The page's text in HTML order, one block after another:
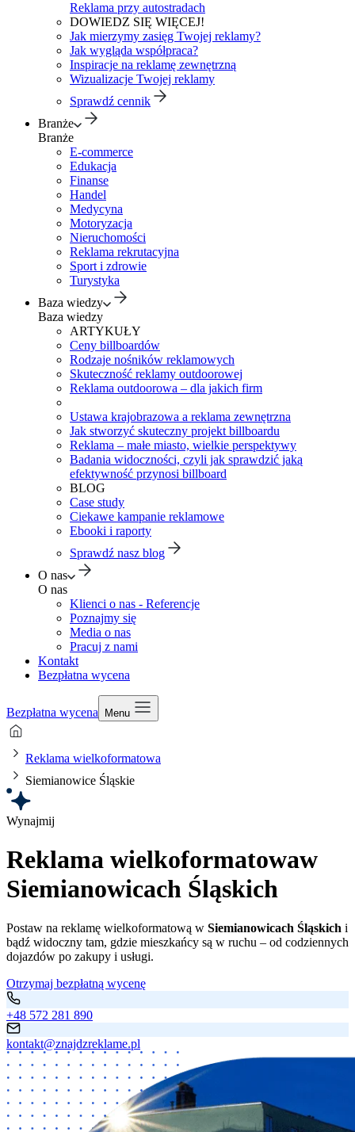
Reklama przy autostradach
DOWIEDZ SIĘ WIĘCEJ!
Jak mierzymy zasięg Twojej reklamy?
Jak wygląda współpraca?
Inspiracje na reklamę zewnętrzną
Wizualizacje Twojej reklamy
Sprawdź cennik
Branże
Branże
E-commerce
Edukacja
Finanse
Handel
Medycyna
Motoryzacja
Nieruchomości
Reklama rekrutacyjna
Sport i zdrowie
Turystyka
Baza wiedzy
Baza wiedzy
ARTYKUŁY
Ceny billboardów
Rodzaje nośników reklamowych
Skuteczność reklamy outdoorowej
Reklama outdoorowa – dla jakich firm
Ustawa krajobrazowa a reklama zewnętrzna
Jak stworzyć skuteczny projekt billboardu
Reklama – małe miasto, wielkie perspektywy
Badania widoczności, czyli jak sprawdzić jaką
efektywność przynosi billboard
BLOG
Case study
Ciekawe kampanie reklamowe
Ebooki i raporty
Sprawdź nasz blog
O nas
O nas
Klienci o nas - Referencje
Poznajmy się
Media o nas
Pracuj z nami
Kontakt
Bezpłatna wycena
Bezpłatna wycena Menu
Reklama wielkoformatowa
Siemianowice Śląskie
Wynajmij
Reklama wielkoformatowaw
Siemianowicach Śląskich
Postaw na reklamę wielkoformatową w Siemianowicach Śląskich i
bądź widoczny tam, gdzie mieszkańcy są w ruchu – od codziennych
dojazdów po zakupy i usługi.
Otrzymaj bezpłatną wycenę
+48 572 281 890
kontakt@znajdzreklame.pl